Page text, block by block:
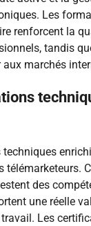
Les
renforcent la
tandis
aux marchés
télémarketeurs.
des
une réelle
Les